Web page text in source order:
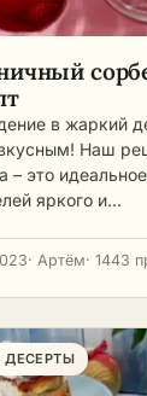
в жаркий
Наш
– это
яркого и…
· Артём· 1443
ДЕСЕРТЫ